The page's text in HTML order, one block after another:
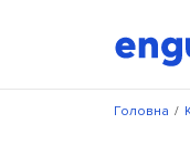
/
Головна